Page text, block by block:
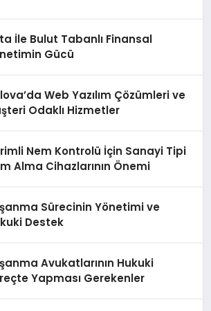
İle Bulut Tabanlı Finansal
Gücü
Web Yazılım Çözümleri ve
Odaklı Hizmetler
Nem Kontrolü İçin Sanayi Tipi
Alma Cihazlarının Önemi
Sürecinin Yönetimi ve
Destek
Avukatlarının Hukuki
Yapması Gerekenler